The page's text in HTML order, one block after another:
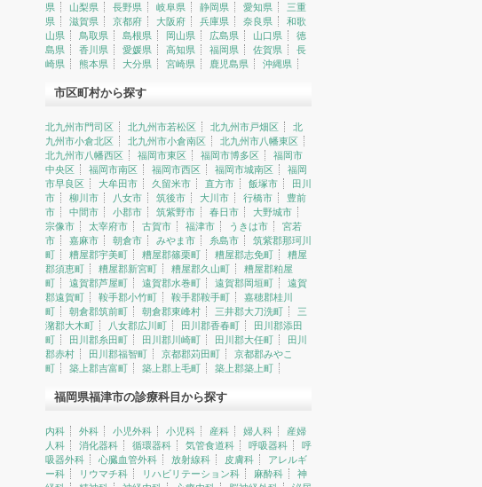
県
山梨県 長野県 岐阜県 静岡県 愛知県
三重
県
滋賀県 京都府 大阪府 兵庫県 奈良県
和歌
山県
鳥取県 島根県 岡山県 広島県 山口県
徳
島県
香川県 愛媛県 高知県 福岡県 佐賀県
長
崎県
熊本県 大分県 宮崎県 鹿児島県 沖縄県
市区町村から探す
北九州市門司区 北九州市若松区 北九州市戸畑区
北
九州市小倉北区
北九州市小倉南区
北九州市八幡東区
北九州市八幡西区
福岡市東区 福岡市博多区
福岡市
中央区
福岡市南区 福岡市西区 福岡市城南区
福岡
市早良区
大牟田市 久留米市 直方市 飯塚市
田川
市
柳川市 八女市 筑後市 大川市 行橋市
豊前
市
中間市 小郡市 筑紫野市 春日市
大野城市
宗像市
太宰府市 古賀市 福津市 うきは市
宮若
市
嘉麻市 朝倉市 みやま市 糸島市
筑紫郡那珂川
町
糟屋郡宇美町 糟屋郡篠栗町 糟屋郡志免町
糟屋
郡須恵町
糟屋郡新宮町 糟屋郡久山町
糟屋郡粕屋
町
遠賀郡芦屋町 遠賀郡水巻町 遠賀郡岡垣町
遠賀
郡遠賀町
鞍手郡小竹町 鞍手郡鞍手町
嘉穂郡桂川
町
朝倉郡筑前町 朝倉郡東峰村 三井郡大刀洗町
三
潴郡大木町
八女郡広川町 田川郡香春町
田川郡添田
町
田川郡糸田町 田川郡川崎町 田川郡大任町
田川
郡赤村
田川郡福智町 京都郡苅田町
京都郡みやこ
町
築上郡吉富町 築上郡上毛町 築上郡築上町
福岡県福津市の診療科目から探す
内科 外科 小児外科 小児科 産科 婦人科
産婦
人科
消化器科 循環器科 気管食道科 呼吸器科
呼
吸器外科
心臓血管外科 放射線科 皮膚科
アレルギ
ー科
リウマチ科 リハビリテーション科 麻酔科
神